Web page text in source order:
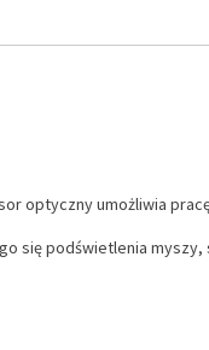
optyczny umożliwia
się podświetlenia